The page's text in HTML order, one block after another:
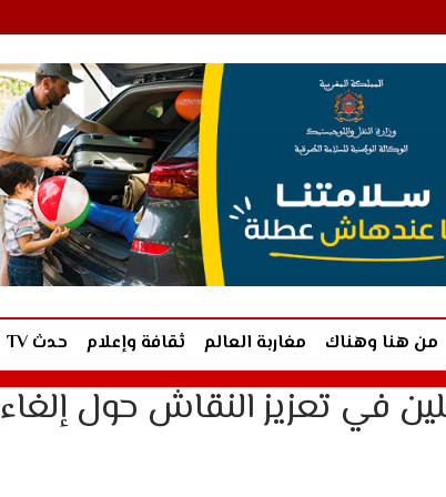
من هنا وهناك مغاربة العالم ثقافة وإعلام حدث TV
في تعزيز النقاش حول إلغاء